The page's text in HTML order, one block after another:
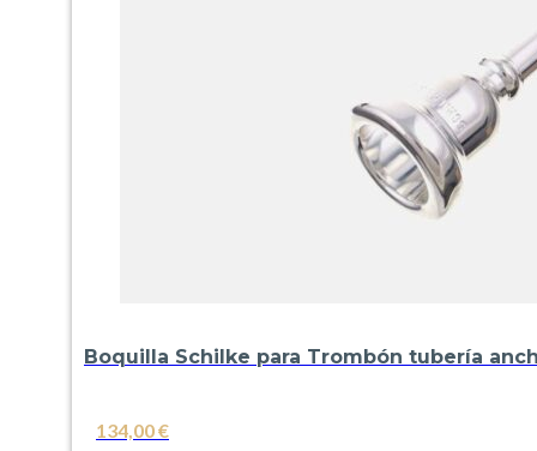
Boquilla Schilke para Trombón tubería
134,00€